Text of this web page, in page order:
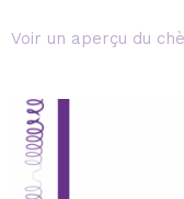
Voir un aperçu du